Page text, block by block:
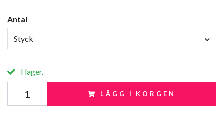
Antal
Styck
I lager.
LÄGG I KORGEN